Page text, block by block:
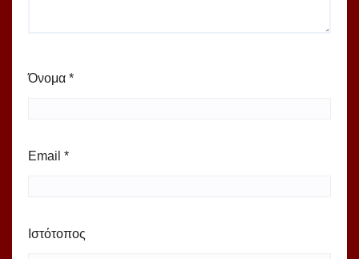
Όνομα *
Email *
Ιστότοπος